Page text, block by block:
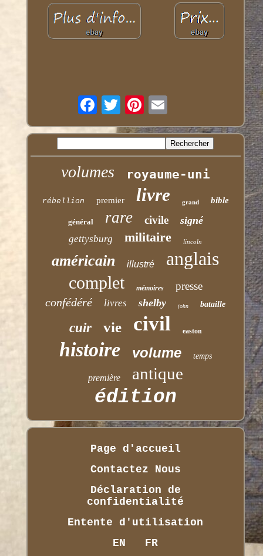
volumes royaume-uni
rébellion premier livre grand bible
général rare civile signé
gettysburg militaire lincoln
américain illustré anglais
complet mémoires presse
confédéré livres shelby john bataille
cuir vie civil easton
histoire volume temps
première antique
édition
Page d'accueil
Contactez Nous
Déclaration de
confidentialité
Entente d'utilisation
EN
FR